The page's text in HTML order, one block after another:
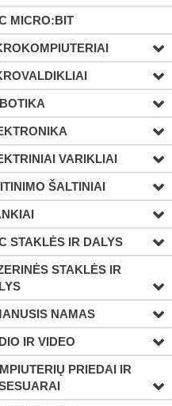
MICRO:BIT
VARIKLIAI
ŠALTINIAI
STAKLĖS IR DALYS
STAKLĖS IR
NAMAS
IR VIDEO
PRIEDAI IR